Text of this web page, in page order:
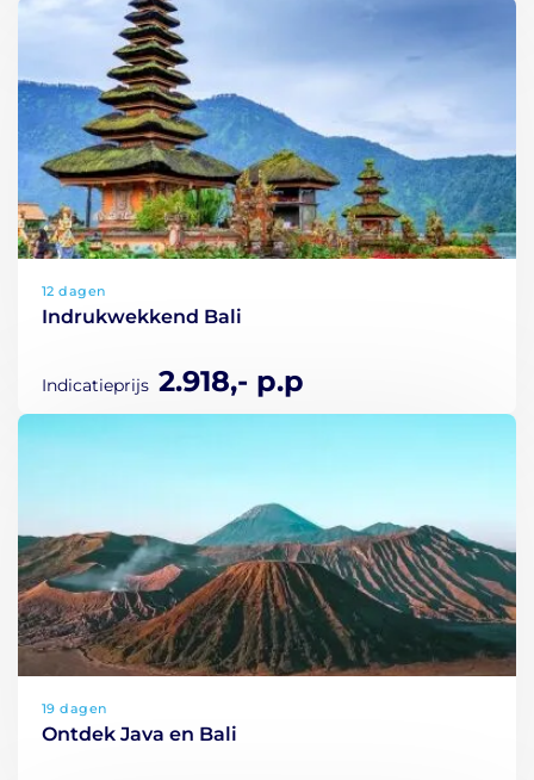
12 dagen
Indrukwekkend Bali
Indicatieprijs 2.918,- p.p
19 dagen
Ontdek Java en Bali